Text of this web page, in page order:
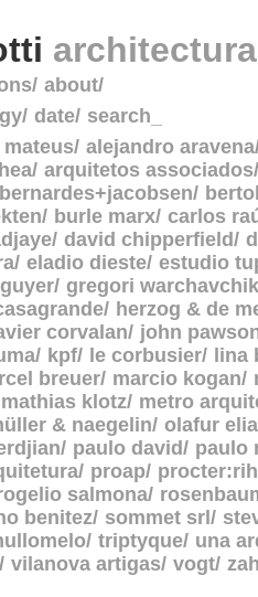
about
date search_
alejandro aravena
arquitetos associados
bernardes+jacobsen
burle marx carlos
david chipperfield
eladio dieste estudio
gregori warchavchik
herzog & de
corvalan
john
kpf le corbusier
lina
breuer marcio kogan
mathias klotz metro
& naegelin olafur
paulo david
paulo
proap
salmona
benitez sommet srl
triptyque una
vilanova artigas vogt